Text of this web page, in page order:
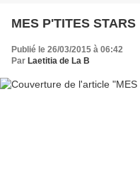
MES P'TITES STARS
Publié le 26/03/2015 à 06:42
Par Laetitia de La B